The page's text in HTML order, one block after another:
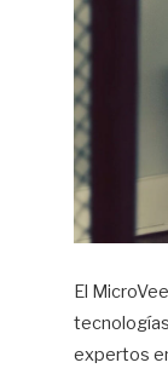
El
expertos